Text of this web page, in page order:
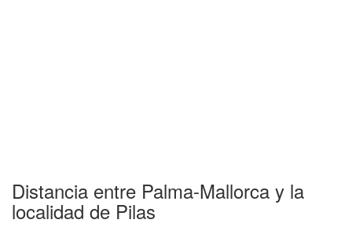
Distancia entre Palma-Mallorca y la
localidad de Pilas